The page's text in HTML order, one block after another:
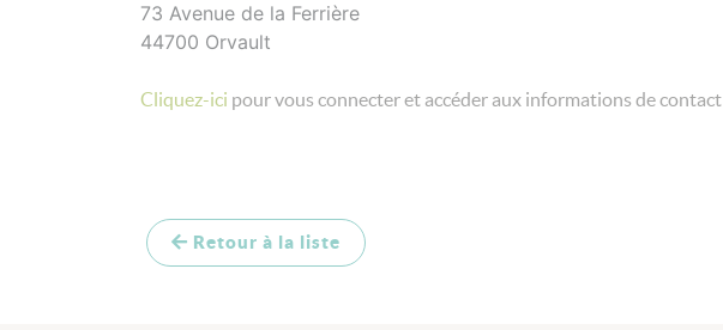
73 Avenue de la Ferrière
44700 Orvault
Cliquez-ici pour vous connecter et accéder aux informations de contact
Retour à la liste